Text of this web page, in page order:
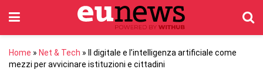
Home » Net & Tech »
Il digitale e l’intelligenza artificiale come
mezzi per avvicinare istituzioni e cittadini